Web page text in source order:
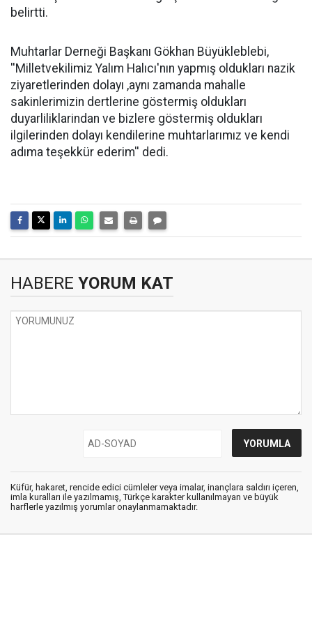
belirtti.
Muhtarlar Derneği Başkanı Gökhan Büyükleblebi,
''Milletvekilimiz Yalım Halıcı'nın yapmış oldukları nazik
ziyaretlerinden dolayı ,aynı zamanda mahalle
sakinlerimizin dertlerine göstermiş oldukları
duyarliliklarindan ve bizlere göstermiş oldukları
ilgilerinden dolayı kendilerine muhtarlarımız ve kendi
adıma teşekkür ederim'' dedi.
HABERE YORUM KAT
Küfür, hakaret, rencide edici cümleler veya imalar, inançlara saldırı içeren,
imla kuralları ile yazılmamış, Türkçe karakter kullanılmayan ve büyük
harflerle yazılmış yorumlar onaylanmamaktadır.